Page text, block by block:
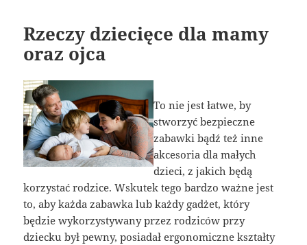
Rzeczy dziecięce dla mamy
oraz ojca
To nie jest łatwe, by
stworzyć bezpieczne
zabawki bądź też inne
akcesoria dla małych
dzieci, z jakich będą
korzystać rodzice. Wskutek tego bardzo ważne jest
to, aby każda zabawka lub każdy gadżet, który
będzie wykorzystywany przez rodziców przy
dziecku był pewny, posiadał ergonomiczne kształty